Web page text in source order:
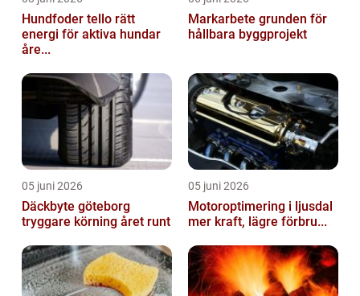
Hundfoder tello rätt
energi för aktiva hundar
åre...
Markarbete grunden för
hållbara byggprojekt
05 juni 2026
Däckbyte göteborg
tryggare körning året runt
05 juni 2026
Motoroptimering i ljusdal
mer kraft, lägre förbru...